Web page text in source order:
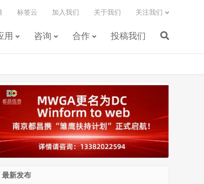
用 咨询 合作 投稿我们
标签云 加入我们 关于我们 关注我们
最新发布